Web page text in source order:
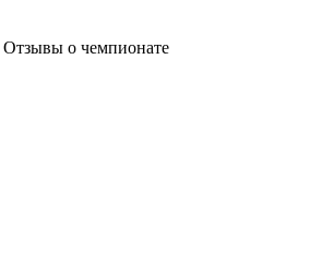
Отзывы о чемпионате